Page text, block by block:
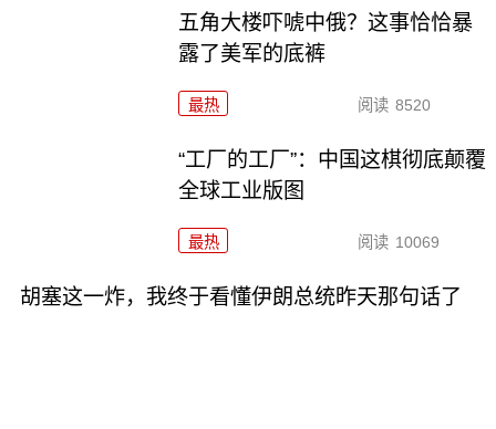
五角大楼吓唬中俄？这事恰恰暴
露了美军的底裤
最热 阅读 8520
“工厂的工厂”：中国这棋彻底颠覆
全球工业版图
最热 阅读 10069
胡塞这一炸，我终于看懂伊朗总统昨天那句话了